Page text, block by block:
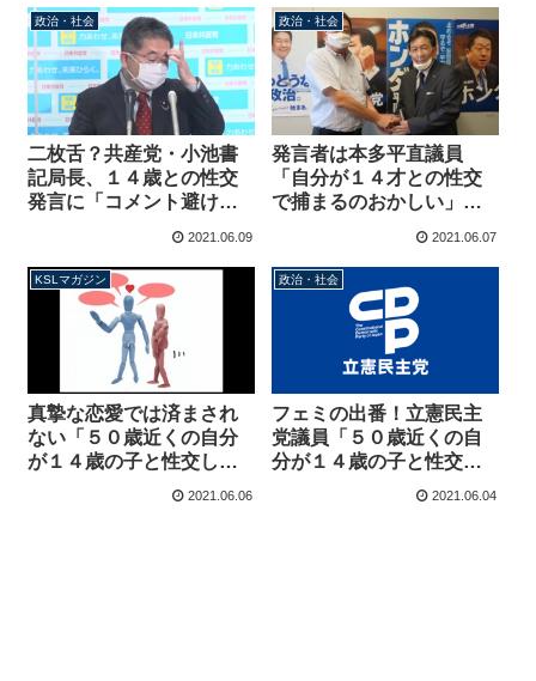
政治・社会
二枚舌？共産党・小池書
記局長、１４歳との性交
発言に「コメント避けた
断、厳しく非難する」会
見動画は非公開
2021.06.09
政治・社会
発言者は本多平直議員
「自分が１４才との性交
で捕まるのおかしい」興
言、寺田座長が謝罪して
いた
2021.06.07
KSLマガジン
真摯な恋愛では済まされ
ない「５０歳近くの自分
が１４歳の子と性交して
捕まるのはおかしい」の
2021.06.06
政治・社会
フェミの出番！立憲民主
党議員「５０歳近くの自
分が１４歳の子と性交し
て捕まるのはおかしい」
2021.06.04